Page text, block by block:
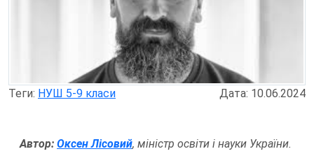
Теги: НУШ 5-9 класи Дата: 10.06.2024
Автор: Оксен Лісовий, міністр освіти і науки України.